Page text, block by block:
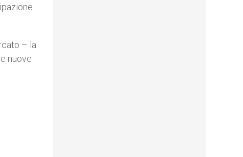
– la
nuove